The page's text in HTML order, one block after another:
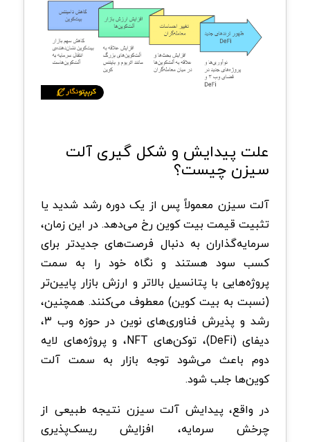
علت پیدایش و شکل گیری آلت
سیزن چیست؟
آلت سیزن معمولاً پس از یک دوره رشد شدید یا
تثبیت قیمت بیت‌ کوین رخ می‌دهد. در این زمان،
سرمایه‌گذاران به دنبال فرصت‌های جدیدتر برای
کسب سود هستند و نگاه خود را به سمت
پروژه‌هایی با پتانسیل بالاتر و ارزش بازار پایین‌تر
(نسبت به بیت‌ کوین) معطوف می‌کنند. همچنین،
رشد و پذیرش فناوری‌های نوین در حوزه وب ۳،
دیفای (DeFi)، توکن‌های NFT، و پروژه‌های لایه
دوم باعث می‌شود توجه بازار به سمت آلت‌
کوین‌ها جلب شود.
در واقع، پیدایش آلت سیزن نتیجه طبیعی از
چرخش سرمایه، افزایش ریسک‌پذیری